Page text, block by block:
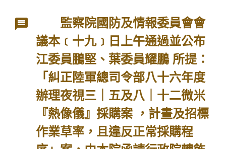
監察院國防及情報委員會會
議本﹝十九﹞日上午通過並公布
江委員鵬堅、葉委員耀鵬 所提：
「糾正陸軍總司令部八十六年度
辦理夜視三｜五及八｜十二微米
『熱像儀』採購案 ，計畫及招標
作業草率，且違反正常採購程